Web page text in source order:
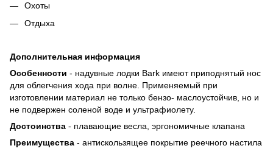
Охоты
Отдыха
Дополнительная информация
Особенности - надувные лодки Bark имеют приподнятый нос
для облегчения хода при волне. Применяемый при
изготовлении материал не только бензо- маслоустойчив, но и
не подвержен соленой воде и ультрафиолету.
Достоинства - плавающие весла, эргономичные клапана
Преимущества - антискользящее покрытие реечного настила